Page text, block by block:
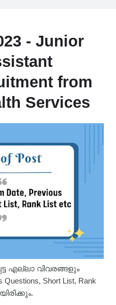
- Junior
from
Services
എല്ലാ വിവരങ്ങളും
Questions, Short List, Rank